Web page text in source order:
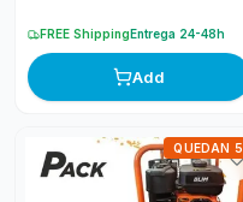
FREE Shipping Entrega 24-48h
Add
QUEDAN 5